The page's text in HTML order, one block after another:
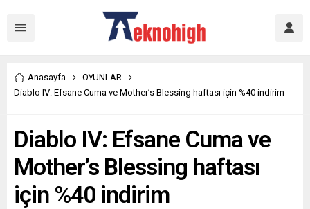
Anasayfa
OYUNLAR
Diablo IV: Efsane Cuma ve Mother’s Blessing haftası için %40 indirim
Diablo IV: Efsane Cuma ve
Mother’s Blessing haftası
için %40 indirim